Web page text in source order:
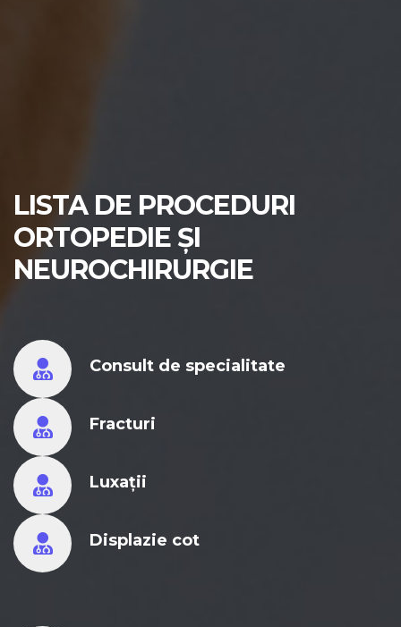
LISTA DE PROCEDURI
ORTOPEDIE ȘI
NEUROCHIRURGIE
Consult de specialitate
Fracturi
Luxații
Displazie cot